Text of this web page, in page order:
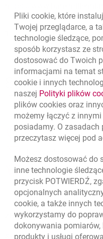
3 4
Nawigacja dolna
Zadzwoń do nas
801 331 331
(+48) 22 598 40 40
Znajdź placówkę lub
Oceń nas otwiera się
Złóż wniosek przez internet
Skontaktuj się ze Specjalistą
Pliki cookie, które
Twojej przeglądarce, a
technologie śledzące,
sposób korzystasz ze
dostosować do Twoich
informacjami na temat
cookie i innych
naszej Polityki plików
plików cookies oraz
możemy łączyć z
posiadamy. O
przeczytasz więcej pod
Możesz dostosować do
inne technologie
przycisk POTWIERDŹ,
opcjonalnych
cookie, a także innych
wykorzystamy do
dokonywania
produkty i usługi